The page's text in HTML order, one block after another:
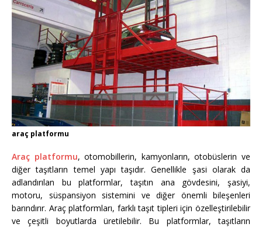
araç platformu
Araç platformu, otomobillerin, kamyonların, otobüslerin ve
diğer taşıtların temel yapı taşıdır. Genellikle şasi olarak da
adlandırılan bu platformlar, taşıtın ana gövdesini, şasiyi,
motoru, süspansiyon sistemini ve diğer önemli bileşenleri
barındırır. Araç platformları, farklı taşıt tipleri için özelleştirilebilir
ve çeşitli boyutlarda üretilebilir. Bu platformlar, taşıtların